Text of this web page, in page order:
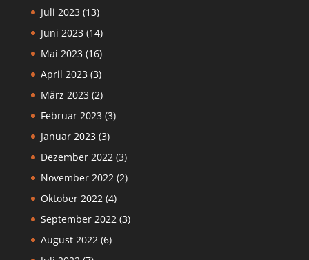
Juli 2023 (13)
Juni 2023 (14)
Mai 2023 (16)
April 2023 (3)
März 2023 (2)
Februar 2023 (3)
Januar 2023 (3)
Dezember 2022(3)
November 2022(2)
Oktober 2022(4)
September 2022(3)
August 2022(6)